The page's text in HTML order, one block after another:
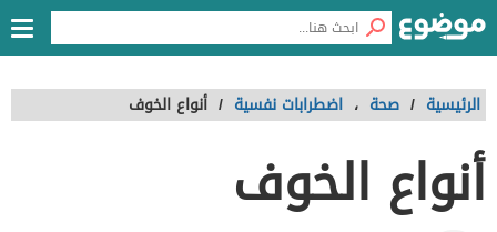
الرئيسية / صحة ، اضطرابات نفسية / أنواع الخوف
أنواع الخوف